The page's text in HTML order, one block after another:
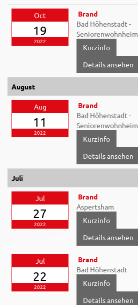
Oct
19
2022
Brand
Bad Höhenstadt -
Seniorenwohnheim
Details ansehen
August
Aug
11
2022
Brand
Bad Höhenstadt -
Seniorenwohnheim
Details ansehen
Juli
Jul
27
2022
Brand
Aspertsham
Details ansehen
Jul
22
2022
Brand
Bad Höhenstadt
Details ansehen